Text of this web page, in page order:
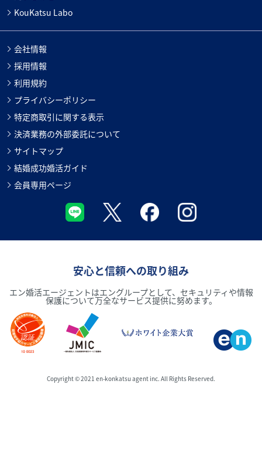
KouKatsu Labo
会社情報
採用情報
利用規約
プライバシーポリシー
特定商取引に関する表示
決済業務の外部委託について
サイトマップ
結婚成功婚活ガイド
会員専用ページ
安心と信頼への取り組み
エン婚活エージェントはエングループとして、セキュリティや情報
保護について万全なサービス提供に努めます。
Copyright © 2021 en-konkatsu agent inc. All Rights Reserved.